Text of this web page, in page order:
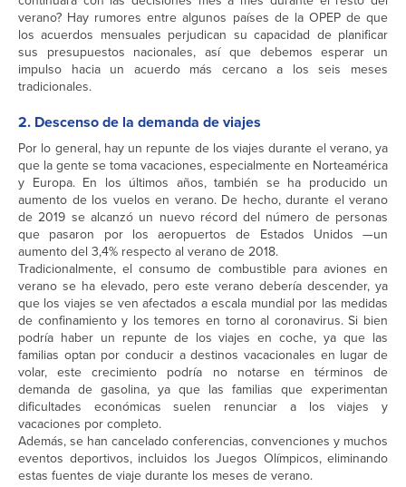
verano? Hay rumores entre algunos países de la OPEP de que
los acuerdos mensuales perjudican su capacidad de planificar
sus presupuestos nacionales, así que debemos esperar un
impulso hacia un acuerdo más cercano a los seis meses
tradicionales.
2. Descenso de la demanda de viajes
Por lo general, hay un repunte de los viajes durante el verano, ya
que la gente se toma vacaciones, especialmente en Norteamérica
y Europa. En los últimos años, también se ha producido un
aumento de los vuelos en verano. De hecho, durante el verano
de 2019 se alcanzó un nuevo récord del número de personas
que pasaron por los aeropuertos de Estados Unidos —un
aumento del 3,4% respecto al verano de 2018.
Tradicionalmente, el consumo de combustible para aviones en
verano se ha elevado, pero este verano debería descender, ya
que los viajes se ven afectados a escala mundial por las medidas
de confinamiento y los temores en torno al coronavirus. Si bien
podría haber un repunte de los viajes en coche, ya que las
familias optan por conducir a destinos vacacionales en lugar de
volar, este crecimiento podría no notarse en términos de
demanda de gasolina, ya que las familias que experimentan
dificultades económicas suelen renunciar a los viajes y
vacaciones por completo.
Además, se han cancelado conferencias, convenciones y muchos
eventos deportivos, incluidos los Juegos Olímpicos, eliminando
estas fuentes de viaje durante los meses de verano.